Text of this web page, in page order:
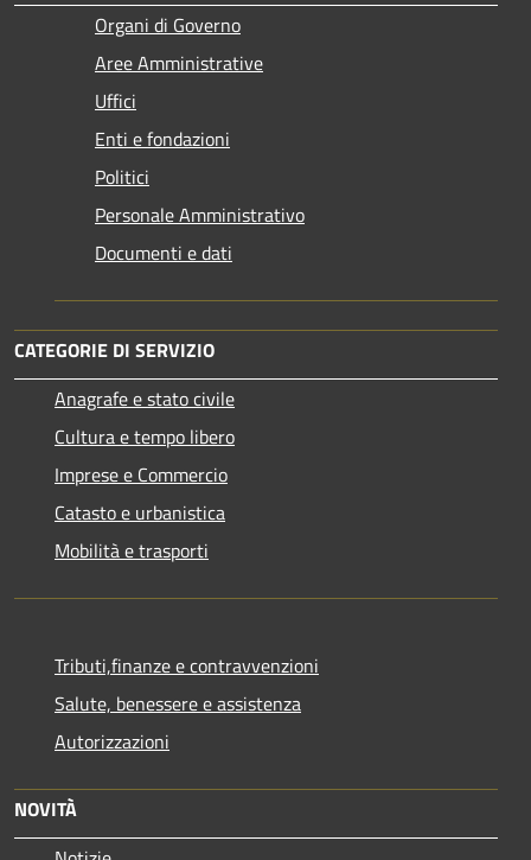
Organi di Governo
Aree Amministrative
Uffici
Enti e fondazioni
Politici
Personale Amministrativo
Documenti e dati
CATEGORIE DI SERVIZIO
Anagrafe e stato civile
Cultura e tempo libero
Imprese e Commercio
Catasto e urbanistica
Mobilità e trasporti
Tributi,finanze e contravvenzioni
Salute, benessere e assistenza
Autorizzazioni
NOVITÀ